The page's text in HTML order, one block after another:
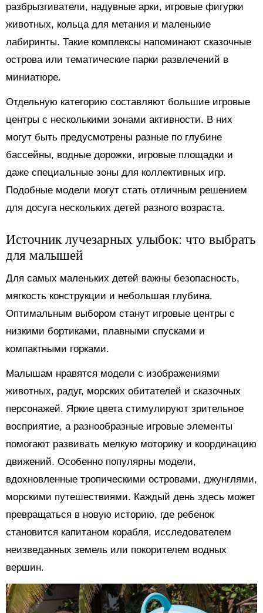
разбрызгиватели, надувные арки, игровые фигурки
животных, кольца для метания и маленькие
лабиринты. Такие комплексы напоминают сказочные
острова или тематические парки развлечений в
миниатюре.
Отдельную категорию составляют большие игровые
центры с несколькими зонами активности. В них
могут быть предусмотрены разные по глубине
бассейны, водные дорожки, игровые площадки и
даже специальные зоны для коллективных игр.
Подобные модели могут стать отличным решением
для досуга нескольких детей разного возраста.
Источник лучезарных улыбок: что выбрать
для малышей
Для самых маленьких детей важны безопасность,
мягкость конструкции и небольшая глубина.
Оптимальным выбором станут игровые центры с
низкими бортиками, плавными спусками и
компактными горками.
Малышам нравятся модели с изображениями
животных, радуг, морских обитателей и сказочных
персонажей. Яркие цвета стимулируют зрительное
восприятие, а разнообразные игровые элементы
помогают развивать мелкую моторику и координацию
движений. Особенно популярны модели,
вдохновленные тропическими островами, джунглями,
морскими путешествиями. Каждый день здесь может
превращаться в новую историю, где ребенок
становится капитаном корабля, исследователем
неизведанных земель или покорителем водных
вершин.